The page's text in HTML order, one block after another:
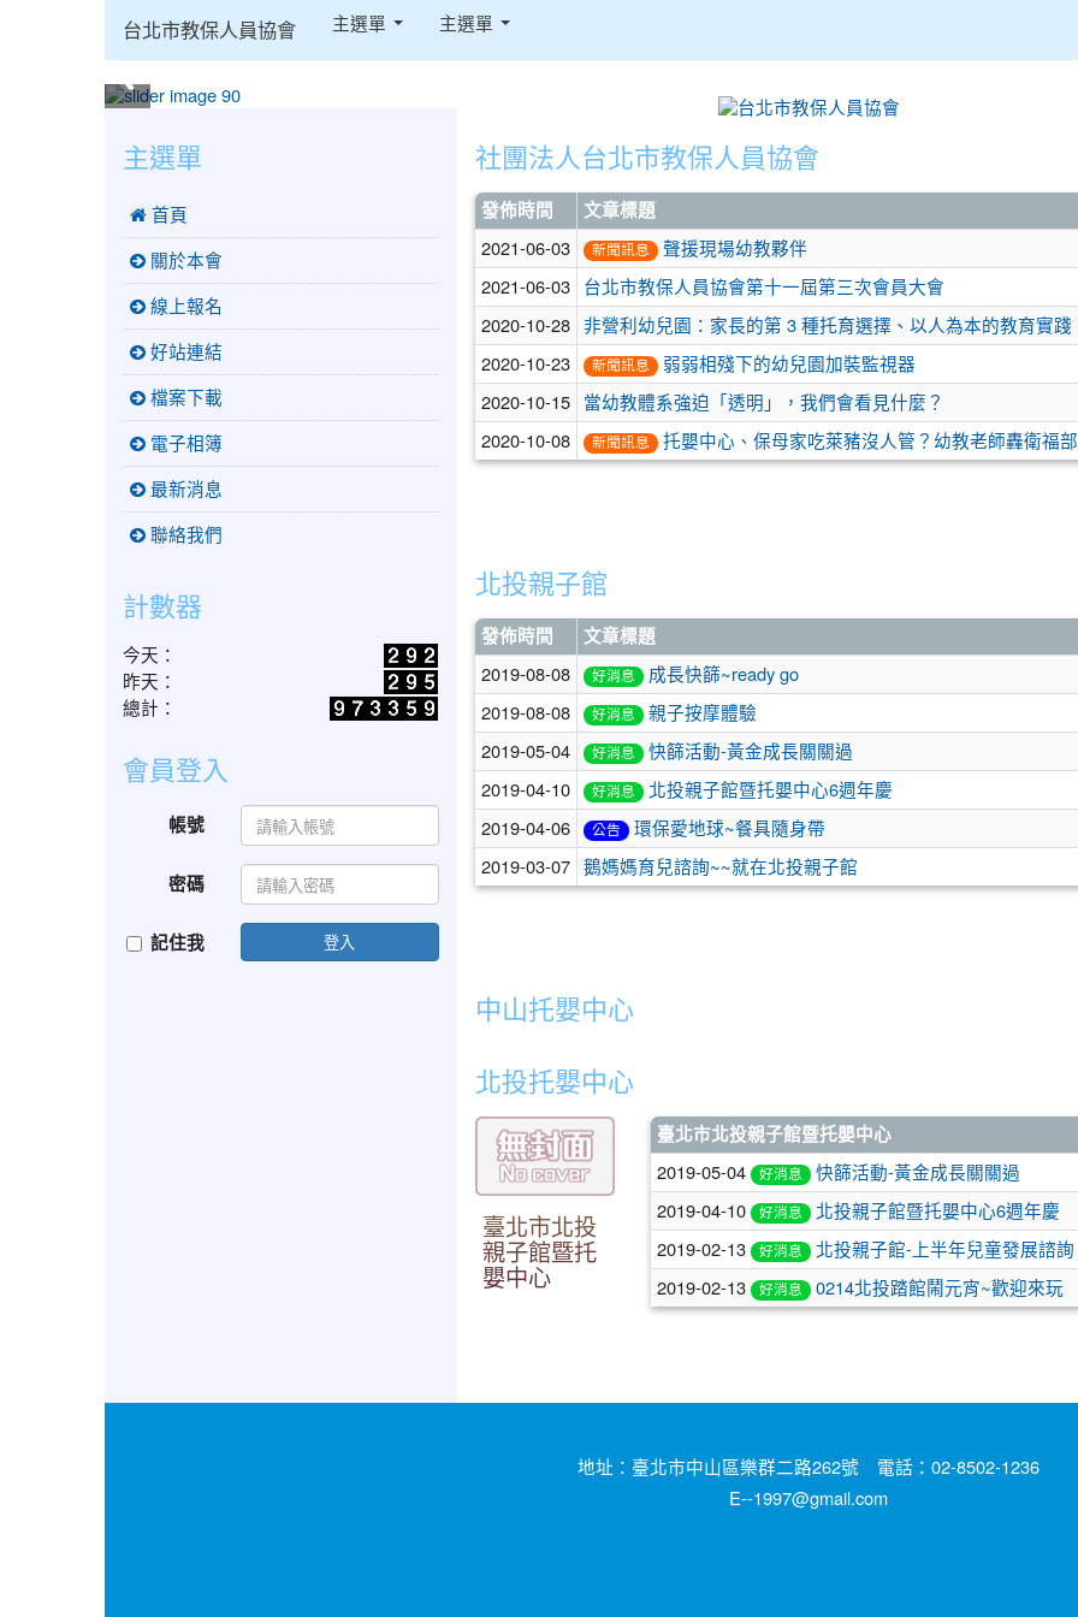
台北市教保人員協會 主選單 主選單
社團法人台北市教保人員協會
發佈時間 文章標題
2021-06-03 新聞訊息 聲援現場幼教夥伴
2021-06-03 台北市教保人員協會第十一屆第三次會員大會
2020-10-28 非營利幼兒園：家長的第 3 種托育選擇、以人為本的教育實踐
2020-10-23 新聞訊息 弱弱相殘下的幼兒園加裝監視器
2020-10-15 當幼教體系強迫「透明」，我們會看見什麼？
2020-10-08 新聞訊息 托嬰中心、保母家吃萊豬沒人管？幼教老師轟衛福
北投親子館
發佈時間 文章標題
2019-08-08 好消息 成長快篩~ready go
2019-08-08 好消息 親子按摩體驗
2019-05-04 好消息 快篩活動-黃金成長關關過
2019-04-10 好消息 北投親子館暨托嬰中心6週年慶
2019-04-06 公告 環保愛地球~餐具隨身帶
2019-03-07 鵝媽媽育兒諮詢~~就在北投親子館
中山托嬰中心
北投托嬰中心
臺北市北投
親子館暨托
嬰中心
臺北市北投親子館暨托嬰中心
2019-05-04 好消息 快篩活動-黃金成長關關過
2019-04-10 好消息 北投親子館暨托嬰中心6週年慶
2019-02-13 好消息 北投親子館-上半年兒童發展諮詢
2019-02-13 好消息 0214北投踏館鬧元宵~歡迎來玩
主選單
 首頁
關於本會
線上報名
好站連結
檔案下載
電子相簿
最新消息
聯絡我們
計數器
今天：
昨天：
總計：
會員登入
帳號
密碼
記住我 登入
地址：臺北市中山區樂群二路262號 電話：02-8502-1236
E--1997@gmail.com